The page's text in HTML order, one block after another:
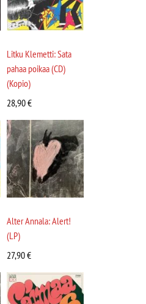
Litku Klemetti: Sata
pahaa poikaa (CD)
(Kopio)
28,90€
Alter Annala: Alert!
(LP)
27,90€